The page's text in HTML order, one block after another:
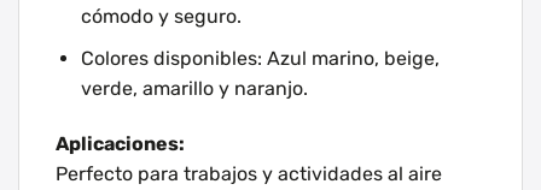
cómodo y seguro.
Colores disponibles: Azul marino, beige,
verde, amarillo y naranjo.
Aplicaciones:
Perfecto para trabajos y actividades al aire